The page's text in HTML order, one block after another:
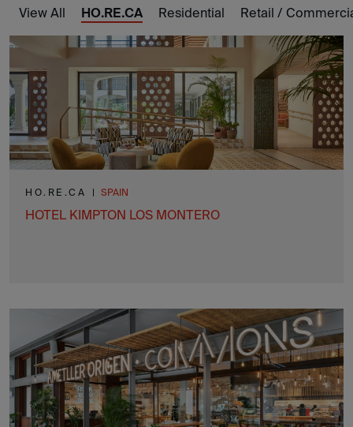
View All HO.RE.CA Residential Retail /
HO.RE.CA | SPAIN
HOTEL KIMPTON LOS MONTERO